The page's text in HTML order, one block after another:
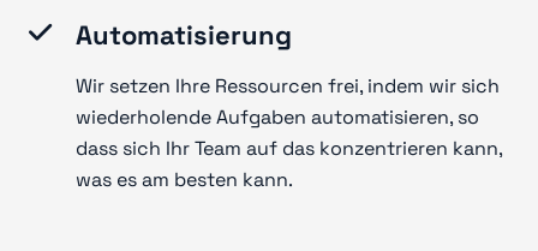
Automatisierung
Wir setzen Ihre Ressourcen frei, indem wir sich
wiederholende Aufgaben automatisieren, so
dass sich Ihr Team auf das konzentrieren kann,
was es am besten kann.